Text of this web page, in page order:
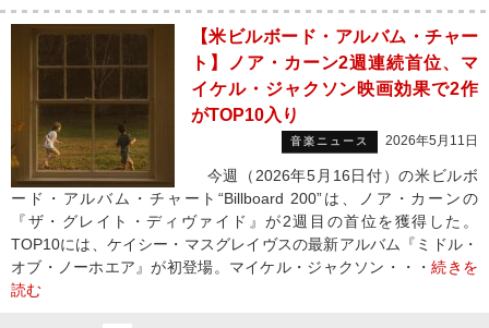
【米ビルボード・アルバム・チャー
ト】ノア・カーン2週連続首位、マ
イケル・ジャクソン映画効果で2作
がTOP10入り
音楽ニュース 2026年5月11日
今週（2026年5月16日付）の米ビルボ
ード・アルバム・チャート“Billboard 200”は、ノア・カーンの
『ザ・グレイト・ディヴァイド』が2週目の首位を獲得した。
TOP10には、ケイシー・マスグレイヴスの最新アルバム『ミドル・
オブ・ノーホエア』が初登場。マイケル・ジャクソン・・・続きを
読む